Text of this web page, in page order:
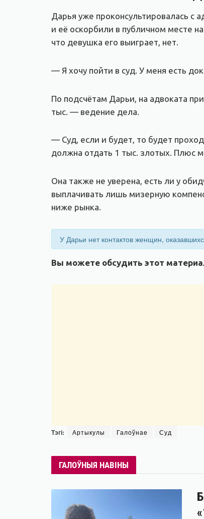
Дарья уже проконсультировалась с
и её оскорбили в публичном месте
что девушка его выиграет, нет.
— Я хочу пойти в суд. У меня есть
По подсчётам Дарьи, на адвоката
тыс. — ведение дела.
— Суд, если и будет, то будет
должна отдать 1 тыс. злотых. Плюс
Она также не уверена, есть ли у
выплачивать лишь мизерную
ниже рынка.
У Дарьи нет контактов женщин,
Вы можете обсудить этот
Тэгі: Артыкулы Галоўнае Суд
ГАЛОЎНЫЯ НАВІНЫ